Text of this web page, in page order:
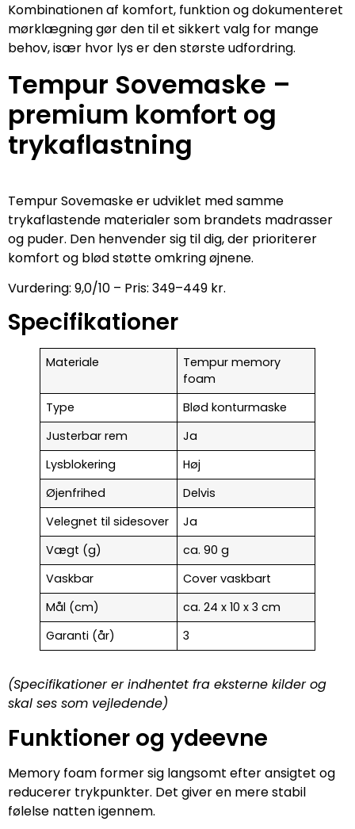
Kombinationen af komfort, funktion og dokumenteret
mørklægning gør den til et sikkert valg for mange
behov, især hvor lys er den største udfordring.
Tempur Sovemaske –
premium komfort og
trykaflastning
Tempur Sovemaske er udviklet med samme
trykaflastende materialer som brandets madrasser
og puder. Den henvender sig til dig, der prioriterer
komfort og blød støtte omkring øjnene.
Vurdering: 9,0/10 – Pris: 349–449 kr.
Specifikationer
Materiale
Tempur memory
foam
Type
Blød konturmaske
Justerbar rem
Ja
Lysblokering
Høj
Øjenfrihed
Delvis
Velegnet til sidesover
Ja
Vægt (g)
ca. 90 g
Vaskbar
Cover vaskbart
Mål (cm)
ca. 24 x 10 x 3 cm
Garanti (år)
3
(Specifikationer er indhentet fra eksterne kilder og
skal ses som vejledende)
Funktioner og ydeevne
Memory foam former sig langsomt efter ansigtet og
reducerer trykpunkter. Det giver en mere stabil
følelse natten igennem.